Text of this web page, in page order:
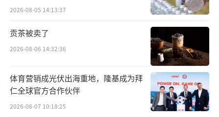
在宣布收购的同段时间里（1月2日），上
海医药宣布了终止3个在美国开展的临床药物研
发，主要覆盖结肠炎、肿瘤、阿尔兹海默症三
大治疗领域，其称这是为合理配置研发资源、
聚焦优势研发项目，基于对研发项目和未来市
场价格、业务协同以及后续开发投入等因素的
考虑。
2026-08-05 14:13:37
贡茶被卖了
2026-08-06 14:32:36
体育营销成光伏出海重地，隆基成为拜
仁全球官方合作伙伴
2026-08-07 10:18:25